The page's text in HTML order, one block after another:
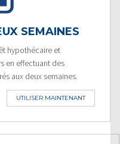
SEMAINES
hypothécaire et
en effectuant des
aux deux semaines.
UTILISER MAINTENANT